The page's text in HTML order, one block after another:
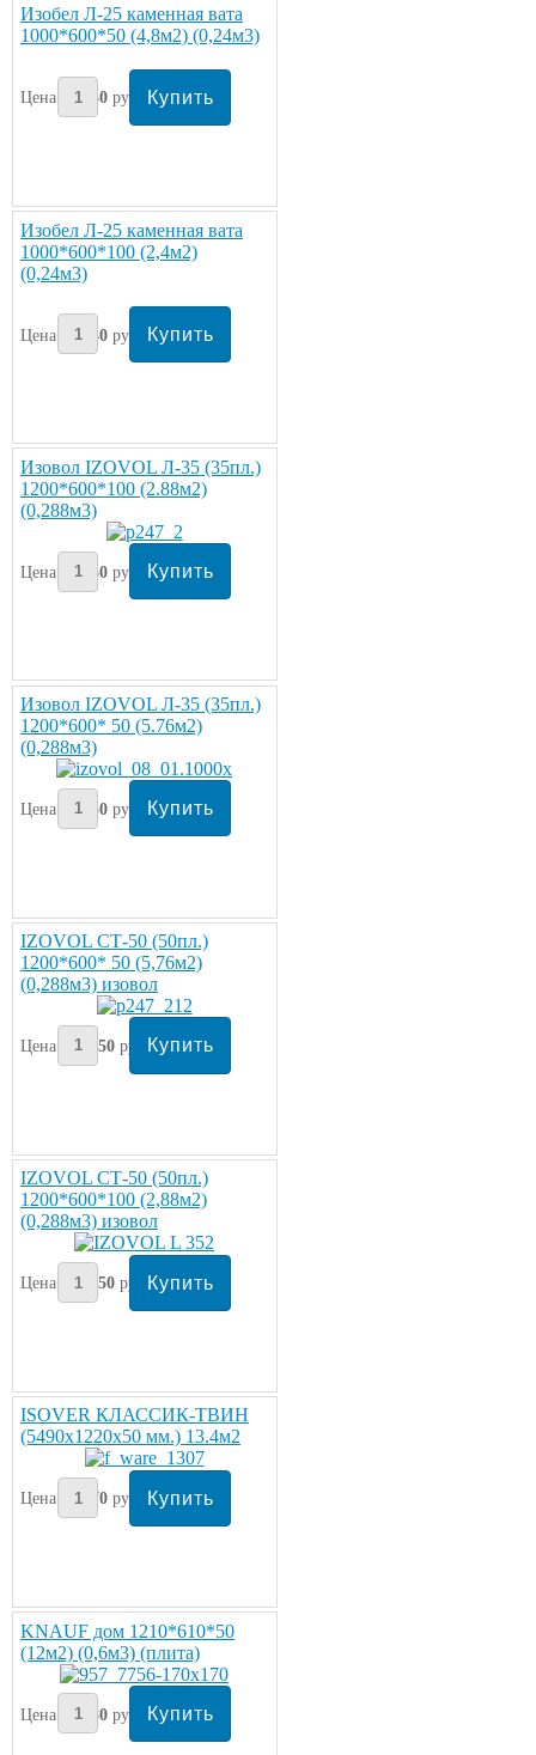
Изобел Л-25 каменная вата
1000*600*50 (4,8м2) (0,24м3)
Цена: 540руб/упаковка
Изобел Л-25 каменная вата
1000*600*100 (2,4м2)
(0,24м3)
Цена: 540руб/упаковка
Изовол IZOVOL Л-35 (35пл.)
1200*600*100 (2.88м2)
(0,288м3)
Цена: 850руб/упаковка
Изовол IZOVOL Л-35 (35пл.)
1200*600* 50 (5.76м2)
(0,288м3)
Цена: 850руб/упаковка
IZOVOL СТ-50 (50пл.)
1200*600* 50 (5,76м2)
(0,288м3) изовол
Цена: 1150руб/упаковка
IZOVOL СТ-50 (50пл.)
1200*600*100 (2,88м2)
(0,288м3) изовол
Цена: 1150руб/упаковка
ISOVER КЛАССИК-ТВИН
(5490х1220х50 мм.) 13.4м2
Цена: 770руб/рулон
KNAUF дом 1210*610*50
(12м2) (0,6м3) (плита)
Цена: 980руб/упаковка